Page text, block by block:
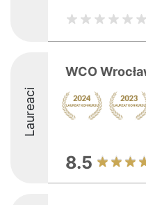
Laureaci
WCO
8.5